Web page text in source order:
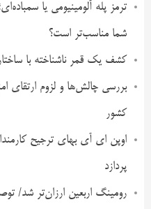
ترمز پله آلومینیومی یا
شما مناسب‌تر است؟
کشف یک قمر ناشناخته با
بررسی چالش‌ها و لزوم ارتقای
کشور
اوپن ای آی بهای ترجیح
پردازد
رومینگ اربعین ارزان‌تر شد/